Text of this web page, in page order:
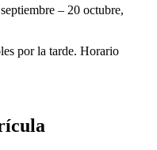
– 20 octubre,
por la tarde. Horario